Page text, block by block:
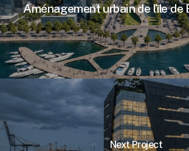
Aménagement urbain de l’île de
Next Project